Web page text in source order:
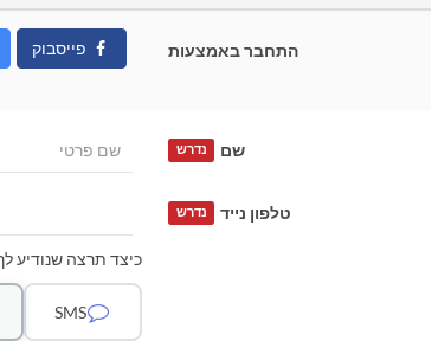
התחבר באמצעות פייסבוק
שם נדרש
טלפון נייד נדרש
כיצד תרצה שנודיע
SMS